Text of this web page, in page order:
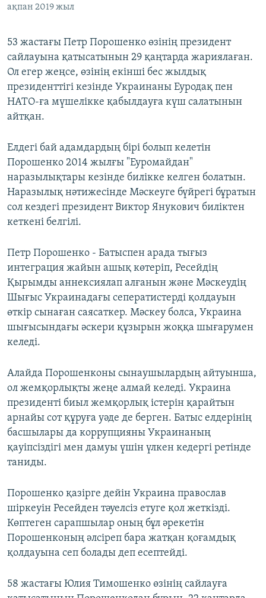
ақпан 2019 жыл
53 жастағы Петр Порошенко өзінің президент
сайлауына қатысатынын 29 қаңтарда жариялаған.
Ол егер жеңсе, өзінің екінші бес жылдық
президенттігі кезінде Украинаны Еуродақ пен
НАТО-ға мүшелікке қабылдауға күш салатынын
айтқан.
Елдегі бай адамдардың бірі болып келетін
Порошенко 2014 жылғы "Еуромайдан"
наразылықтары кезінде билікке келген болатын.
Наразылық нәтижесінде Мәскеуге бүйрегі бұратын
сол кездегі президент Виктор Янукович биліктен
кеткені белгілі.
Петр Порошенко - Батыспен арада тығыз
интеграция жайын ашық көтеріп, Ресейдің
Қырымды аннексиялап алғанын және Мәскеудің
Шығыс Украинадағы сеператистерді қолдауын
өткір сынаған саясаткер. Мәскеу болса, Украина
шығысындағы әскери құзырын жоққа шығарумен
келеді.
Алайда Порошенконы сынаушылардың айтуынша,
ол жемқорлықты жеңе алмай келеді. Украина
президенті биыл жемқорлық істерін қарайтын
арнайы сот құруға уәде де берген. Батыс елдерінің
басшылары да коррупцияны Украинаның
қауіпсіздігі мен дамуы үшін үлкен кедергі ретінде
таниды.
Порошенко қазірге дейін Украина православ
шіркеуін Ресейден тәуелсіз етуге қол жеткізді.
Көптеген сарапшылар оның бұл әрекетін
Порошенконың әлсіреп бара жатқан қоғамдық
қолдауына сеп болады деп есептейді.
58 жастағы Юлия Тимошенко өзінің сайлауға